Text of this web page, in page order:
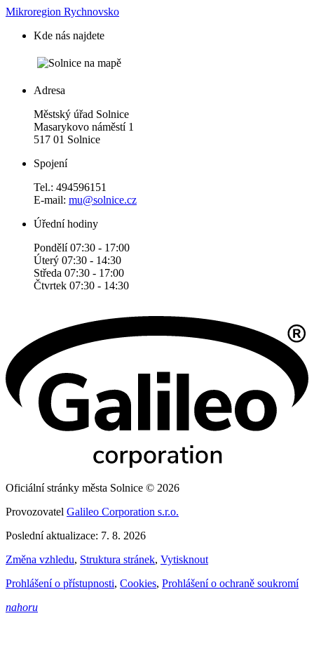
Mikroregion Rychnovsko
Kde nás najdete
Adresa
Městský úřad Solnice
Masarykovo náměstí 1
517 01 Solnice
Spojení
Tel.: 494596151
E-mail: mu@solnice.cz
Úřední hodiny
Pondělí 07:30 - 17:00
Úterý 07:30 - 14:30
Středa 07:30 - 17:00
Čtvrtek 07:30 - 14:30
Oficiální stránky města Solnice © 2026
Provozovatel Galileo Corporation s.r.o.
Poslední aktualizace: 7. 8. 2026
Změna vzhledu, Struktura stránek, Vytisknout
Prohlášení o přístupnosti, Cookies, Prohlášení o ochraně soukromí
nahoru